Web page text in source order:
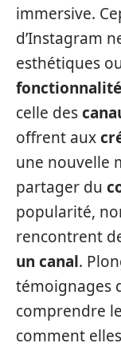
immersive.
d’Instagram
esthétiques
fonctionnalité
celle des
offrent aux
une nouvelle
partager du
popularité,
rencontrent
un canal.
témoignages
comprendre
comment